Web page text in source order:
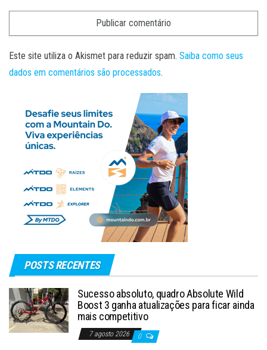
Este site utiliza o Akismet para reduzir spam. Saiba como seus
dados em comentários são processados.
POSTS RECENTES
Sucesso absoluto, quadro Absolute Wild
Boost 3 ganha atualizações para ficar ainda
mais competitivo
7 agosto 2026 0